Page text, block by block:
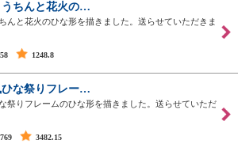
うちんと花火の…
んと花火のひな形を描きました。送らせていただきま
1248.8
ひな祭りフレー…
祭りフレームのひな形を描きました。送らせていただ
3482.15